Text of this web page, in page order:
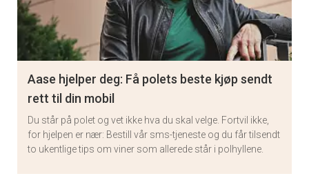
Aase hjelper deg: Få polets beste kjøp sendt
rett til din mobil
Du står på polet og vet ikke hva du skal velge. Fortvil ikke,
for hjelpen er nær: Bestill vår sms-tjeneste og du får tilsendt
to ukentlige tips om viner som allerede står i polhyllene.